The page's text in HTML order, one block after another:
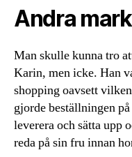
Andra
Man skulle kunna tro
Karin, men icke. Han
shopping oavsett
gjorde beställningen
leverera och sätta upp
reda på sin fru innan